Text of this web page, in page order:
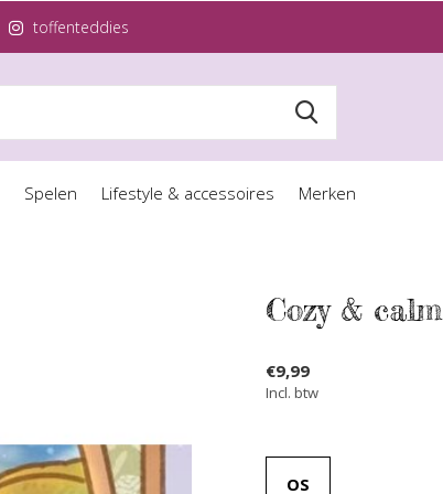
Spelen Lifestyle & accessoires Merken
toffenteddies
Cozy & calm
€9,99
Incl. btw
OS